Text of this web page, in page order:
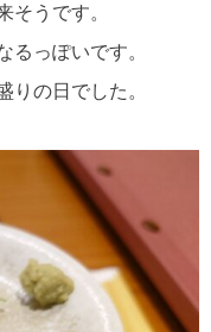
そうです。
るっぽいです。
りの日でした。